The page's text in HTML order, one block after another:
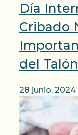
Día
Cribado
del Talón
28 junio, 2024